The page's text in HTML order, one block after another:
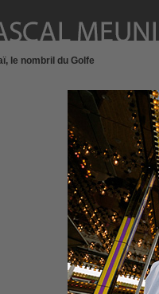
le nombril du Golfe